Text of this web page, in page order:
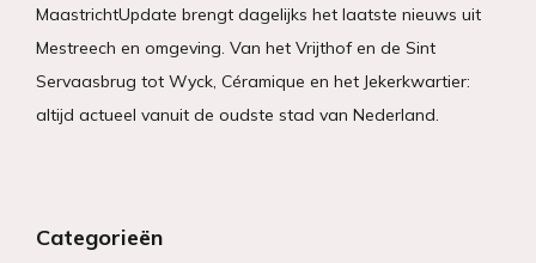
MaastrichtUpdate brengt dagelijks het laatste nieuws uit
Mestreech en omgeving. Van het Vrijthof en de Sint
Servaasbrug tot Wyck, Céramique en het Jekerkwartier:
altijd actueel vanuit de oudste stad van Nederland.
Categorieën